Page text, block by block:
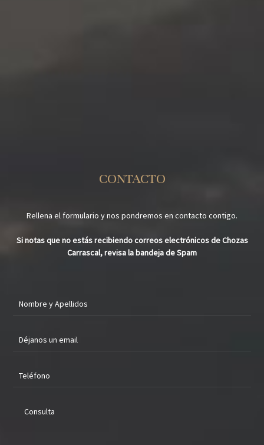
CONTACTO
Rellena el formulario y nos pondremos en contacto contigo.
Si notas que no estás recibiendo correos electrónicos de Chozas
Carrascal, revisa la bandeja de Spam